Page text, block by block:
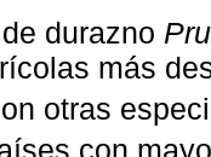
durazno
más
otras